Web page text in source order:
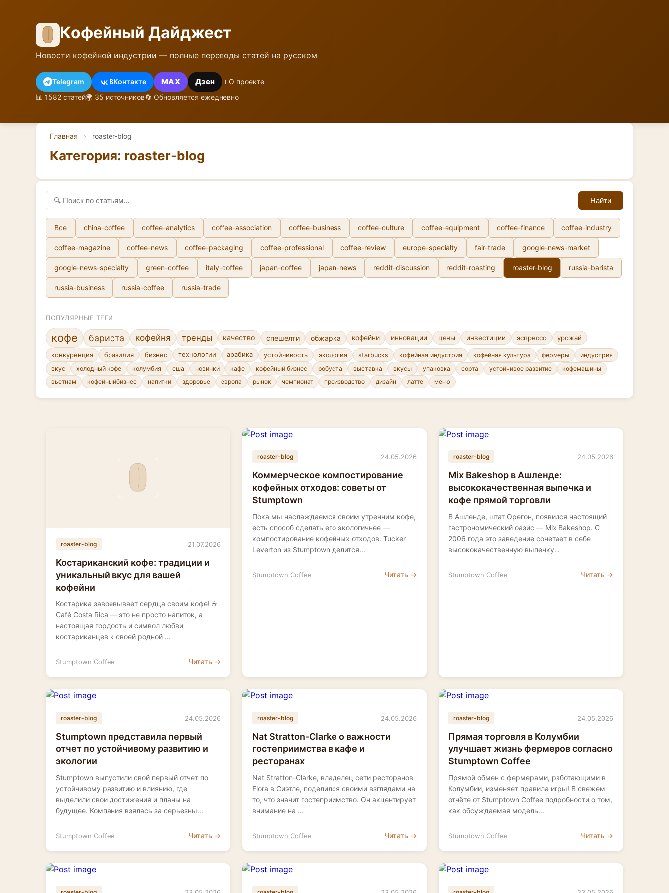
Кофейный Дайджест
Новости кофейной индустрии — полные переводы статей на русском
Telegram ВКонтакте MAX Дзен
ℹ️ О проекте
📊 1582 статей🌍 35 источников🔄 Обновляется ежедневно
Главная › roaster-blog
Категория: roaster-blog
Найти
Все china-coffee coffee-analytics coffee-association coffee-business coffee-culture coffee-equipment coffee-finance coffee-industry
coffee-magazine coffee-news coffee-packaging coffee-professional coffee-review europe-specialty fair-trade google-news-market
google-news-specialty green-coffee italy-coffee japan-coffee japan-news reddit-discussion reddit-roasting roaster-blog russia-barista
russia-business russia-coffee russia-trade
ПОПУЛЯРНЫЕ ТЕГИ
кофе бариста кофейня тренды качество спешелти обжарка кофейни инновации цены инвестиции эспрессо урожай
конкуренция бразилия бизнес технологии арабика устойчивость экология starbucks кофейная индустрия кофейная культура фермеры
индустрия
вкус
холодный кофе колумбия сша новинки кафе кофейный бизнес робуста выставка вкусы упаковка сорта устойчивое развитие
кофемашины
вьетнам
кофейныйбизнес напитки здоровье европа рынок чемпионат производство дизайн латте меню
roaster-blog 21.07.2026
Костариканский кофе: традиции и
уникальный вкус для вашей
кофейни
Костарика завоевывает сердца своим кофе! ☕️
Café Costa Rica — это не просто напиток, а
настоящая гордость и символ любви
костариканцев к своей родной ...
Stumptown Coffee Читать →
roaster-blog 24.05.2026
Коммерческое компостирование
кофейных отходов: советы от
Stumptown
Пока мы наслаждаемся своим утренним кофе,
есть способ сделать его экологичнее —
компостирование кофейных отходов. Tucker
Leverton из Stumptown делится...
Stumptown Coffee Читать →
roaster-blog 24.05.2026
Mix Bakeshop в Ашленде:
высококачественная выпечка и
кофе прямой торговли
В Ашленде, штат Орегон, появился настоящий
гастрономический оазис — Mix Bakeshop. С
2006 года это заведение сочетает в себе
высококачественную выпечку...
Stumptown Coffee Читать →
roaster-blog 24.05.2026
Stumptown представила первый
отчет по устойчивому развитию и
экологии
Stumptown выпустили свой первый отчет по
устойчивому развитию и влиянию, где
выделили свои достижения и планы на
будущее. Компания взялась за серьезны...
Stumptown Coffee Читать →
roaster-blog 24.05.2026
Nat Stratton-Clarke о важности
гостеприимства в кафе и
ресторанах
Nat Stratton-Clarke, владелец сети ресторанов
Flora в Сиэтле, поделился своими взглядами на
то, что значит гостеприимство. Он акцентирует
внимание на ...
Stumptown Coffee Читать →
roaster-blog 24.05.2026
Прямая торговля в Колумбии
улучшает жизнь фермеров согласно
Stumptown Coffee
Прямой обмен с фермерами, работающими в
Колумбии, изменяет правила игры! В свежем
отчёте от Stumptown Coffee подробности о том,
как обсуждаемая модель...
Stumptown Coffee Читать →